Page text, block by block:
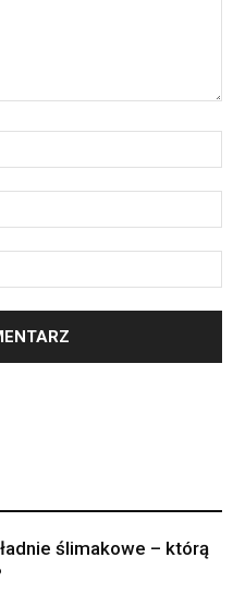
ślimakowe – którą